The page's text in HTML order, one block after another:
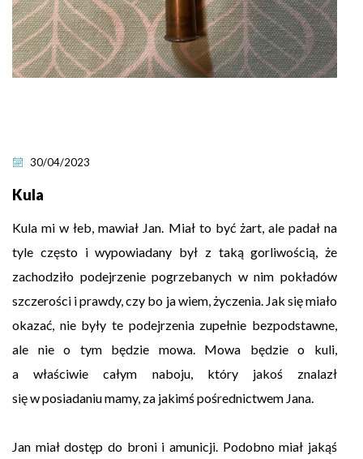
30/04/2023
Kula
Kula mi w łeb, mawiał Jan. Miał to być żart, ale padał na
tyle często i wypowiadany był z taką gorliwością, że
zachodziło podejrzenie pogrzebanych w nim pokładów
szczerości i prawdy, czy bo ja wiem, życzenia. Jak się miało
okazać, nie były te podejrzenia zupełnie bezpodstawne,
ale nie o tym będzie mowa. Mowa będzie o kuli,
a właściwie całym naboju, który jakoś znalazł
się w posiadaniu mamy, za jakimś pośrednictwem Jana.
Jan miał dostęp do broni i amunicji. Podobno miał jakąś